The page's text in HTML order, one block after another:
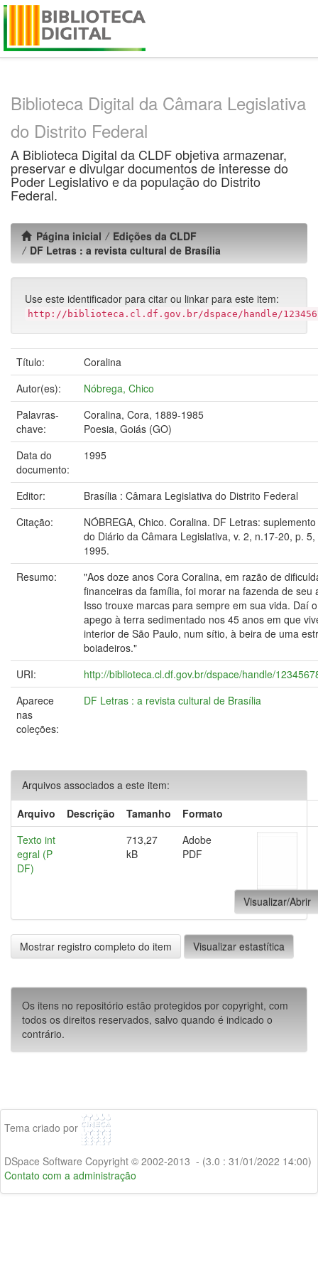
Skip
Biblioteca Digital da Câmara Legislativa
do Distrito Federal
A Biblioteca Digital da CLDF objetiva armazenar,
preservar e divulgar documentos de interesse do
Poder Legislativo e da população do Distrito
Federal.
Página inicial
Edições da CLDF
DF Letras : a revista cultural de Brasília
Use este identificador para citar ou linkar para este item:
http://biblioteca.cl.df.gov.br/dspace/handle/
Título:
Coralina
Autor(es):
Nóbrega, Chico
Palavras-
chave:
Coralina, Cora, 1889-1985
Poesia, Goiás (GO)
Data do
documento:
1995
Editor:
Brasília : Câmara Legislativa do Distrito Federal
Citação:
NÓBREGA, Chico. Coralina. DF Letras:
do Diário da Câmara Legislativa, v. 2, n.17-20, p. 5,
1995.
Resumo:
"Aos doze anos Cora Coralina, em razão de
financeiras da família, foi morar na fazenda de seu
Isso trouxe marcas para sempre em sua vida. Daí
apego à terra sedimentado nos 45 anos em que
interior de São Paulo, num sítio, à beira de uma
boiadeiros."
URI:
http://biblioteca.cl.df.gov.br/dspace/handle/
Aparece
nas
coleções:
DF Letras : a revista cultural de Brasília
Arquivos associados a este item:
Arquivo
Descrição Tamanho
Formato
Texto int
egral (P
DF)
713,27
kB
Adobe
PDF
Visualizar/Abrir
Mostrar registro completo do item Visualizar estastítica
Os itens no repositório estão protegidos por copyright, com
todos os direitos reservados, salvo quando é indicado o
contrário.
Tema criado por
DSpace Software Copyright © 2002-2013 - (3.0 : 31/01/2022 14:00)
Contato com a administração